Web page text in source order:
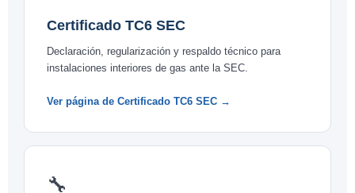
Certificado TC6 SEC
Declaración, regularización y respaldo técnico para
instalaciones interiores de gas ante la SEC.
Ver página de Certificado TC6 SEC →
🔧